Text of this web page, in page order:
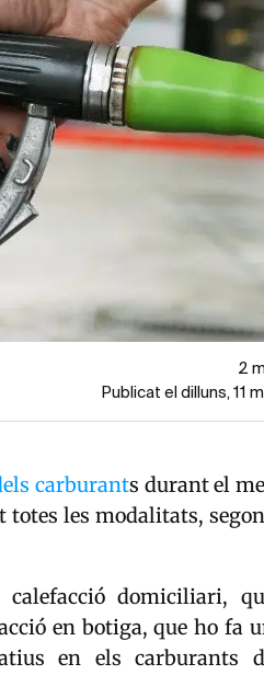
2
Publicat el dilluns, 11
carburants durant el
les modalitats,
domiciliari,
en botiga, que ho fa
en els carburants